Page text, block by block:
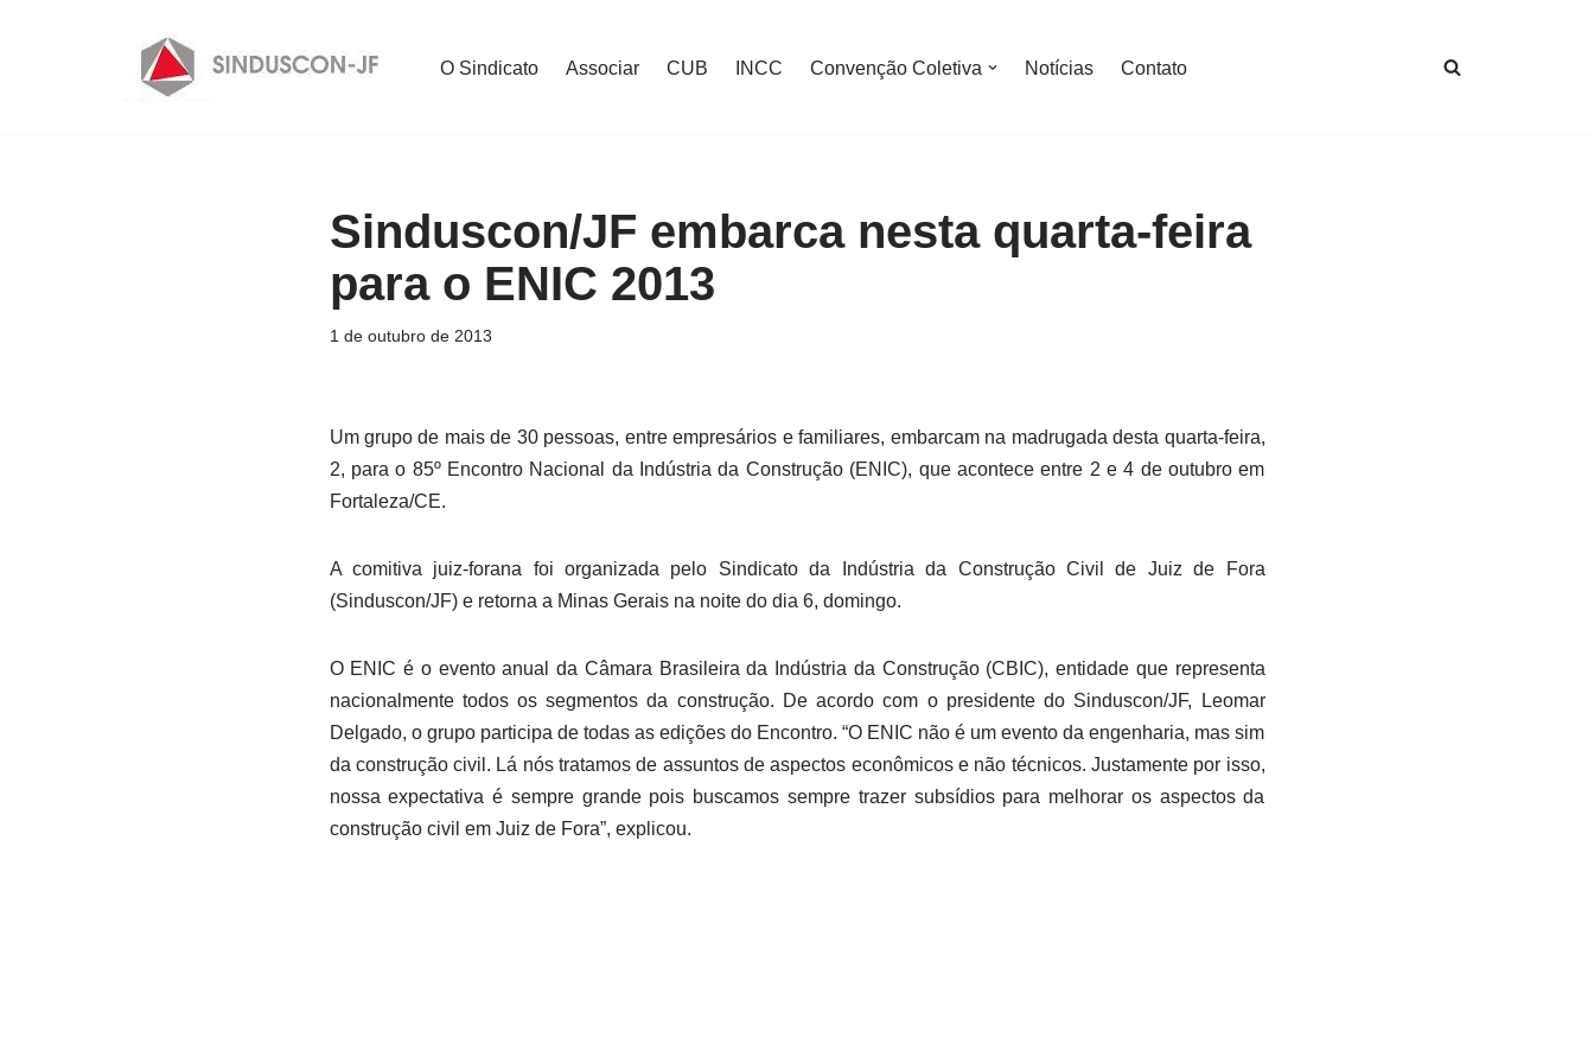
O Sindicato Associar CUB INCC Convenção Coletiva Notícias Contato
Sinduscon/JF embarca nesta quarta-feira
para o ENIC 2013
1 de outubro de 2013
Um grupo de mais de 30 pessoas, entre empresários e familiares, embarcam na madrugada desta quarta-feira,
2, para o 85º Encontro Nacional da Indústria da Construção (ENIC), que acontece entre 2 e 4 de outubro em
Fortaleza/CE.
A comitiva juiz-forana foi organizada pelo Sindicato da Indústria da Construção Civil de Juiz de Fora
(Sinduscon/JF) e retorna a Minas Gerais na noite do dia 6, domingo.
O ENIC é o evento anual da Câmara Brasileira da Indústria da Construção (CBIC), entidade que representa
nacionalmente todos os segmentos da construção. De acordo com o presidente do Sinduscon/JF, Leomar
Delgado, o grupo participa de todas as edições do Encontro. “O ENIC não é um evento da engenharia, mas sim
da construção civil. Lá nós tratamos de assuntos de aspectos econômicos e não técnicos. Justamente por isso,
nossa expectativa é sempre grande pois buscamos sempre trazer subsídios para melhorar os aspectos da
construção civil em Juiz de Fora”, explicou.